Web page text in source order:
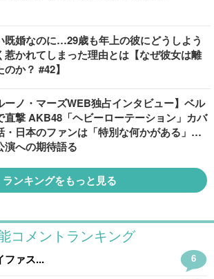
既婚なのに…29歳も年上の彼にどうしよう
惹かれてしまった理由とは【なぜ彼女は離
か？ #42】
ーノ・マーズWEB独占インタビュー】ベル
直撃 AKB48「ヘビーローテーション」カバ
・日本のファンは「特別な何かがある」…
演への期待語る
ランキングをもっと見る